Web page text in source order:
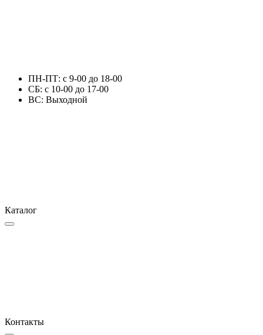
ПН-ПТ: с 9-00 до 18-00
СБ: с 10-00 до 17-00
ВС: Выходной
Каталог
Контакты